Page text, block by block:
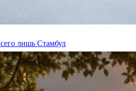
лишь Стамбул